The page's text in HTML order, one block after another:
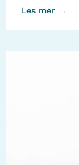
Les mer →